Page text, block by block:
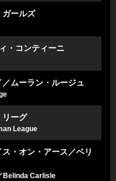
ガールズ
・コンティーニ
ムーラン・ルージュ
リーグ
League
・オン・アース／ベリ
Belinda Carlisle